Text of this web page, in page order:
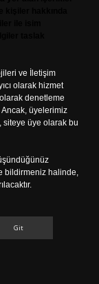
ve İletişim
olarak hizmet
denetleme
Ancak, üyelerimiz
siteye üye olarak bu
bildirmeniz halinde,